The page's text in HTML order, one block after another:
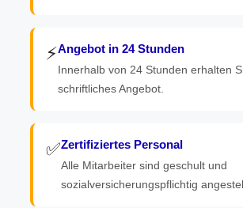
⚡Angebot in 24 Stunden
Innerhalb von 24 Stunden erhalten
schriftliches Angebot.
✅Zertifiziertes Personal
Alle Mitarbeiter sind geschult und
sozialversicherungspflichtig